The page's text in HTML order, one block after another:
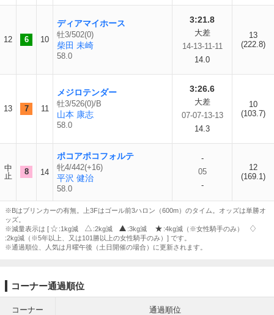
12 6 10
ディアマイホース
牡3/502(0)
柴田 未崎
58.0
3:21.8
大差
14-13-11-11
14.0
13
(222.8)
13 7 11
メジロテンダー
牡3/526(0)/B
山本 康志
58.0
3:26.6
大差
07-07-13-13
14.3
10
(103.7)
中
止
8 14
ポコアポコフォルテ
牝4/442(+16)
平沢 健治
58.0
-
05
-
12
(169.1)
※Bはブリンカーの有無。上3Fはゴール前3ハロン（600m）のタイム。オッズは単勝オ
ッズ。
※減量表示は [
:1kg減 :2kg減 :3kg減
:4kg減（※女性騎手のみ）
:2kg減（※5年以上、又は101勝以上の女性騎手のみ）] です。
※通過順位、人気は月曜午後（土日開催の場合）に更新されます。
コーナー通過順位
コーナー 通過順位